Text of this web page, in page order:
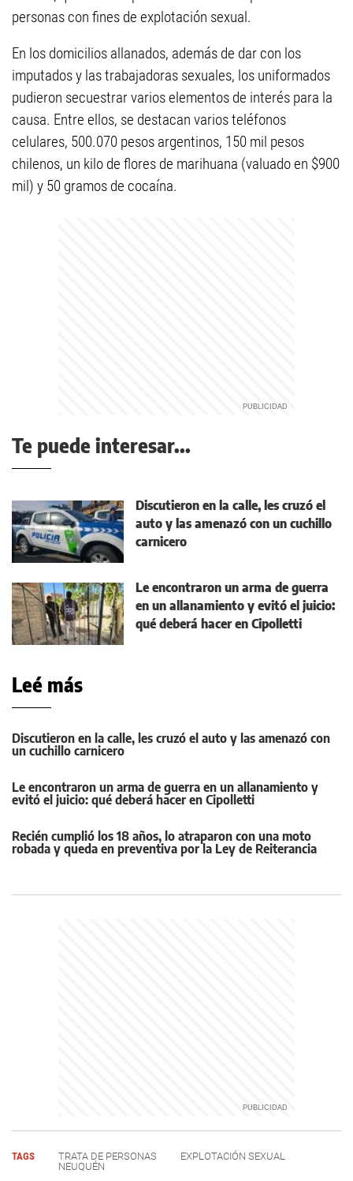
personas con fines de explotación sexual.
En los domicilios allanados, además de dar con los
imputados y las trabajadoras sexuales, los uniformados
pudieron secuestrar varios elementos de interés para la
causa. Entre ellos, se destacan varios teléfonos
celulares, 500.070 pesos argentinos, 150 mil pesos
chilenos, un kilo de flores de marihuana (valuado en $900
mil) y 50 gramos de cocaína.
Te puede interesar...
Discutieron en la calle, les cruzó el
auto y las amenazó con un cuchillo
carnicero
Le encontraron un arma de guerra
en un allanamiento y evitó el juicio:
qué deberá hacer en Cipolletti
Leé más
Discutieron en la calle, les cruzó el auto y las amenazó con
un cuchillo carnicero
Le encontraron un arma de guerra en un allanamiento y
evitó el juicio: qué deberá hacer en Cipolletti
Recién cumplió los 18 años, lo atraparon con una moto
robada y queda en preventiva por la Ley de Reiterancia
TAGS TRATA DE PERSONAS
EXPLOTACIÓN SEXUAL
NEUQUÉN